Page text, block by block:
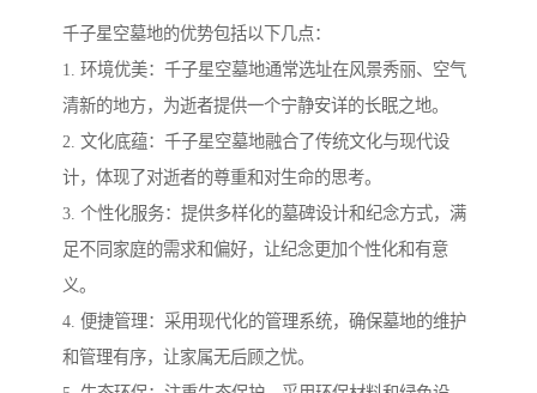
千子星空墓地的优势包括以下几点：
1. 环境优美：千子星空墓地通常选址在风景秀丽、空气
清新的地方，为逝者提供一个宁静安详的长眠之地。
2. 文化底蕴：千子星空墓地融合了传统文化与现代设
计，体现了对逝者的尊重和对生命的思考。
3. 个性化服务：提供多样化的墓碑设计和纪念方式，满
足不同家庭的需求和偏好，让纪念更加个性化和有意
义。
4. 便捷管理：采用现代化的管理系统，确保墓地的维护
和管理有序，让家属无后顾之忧。